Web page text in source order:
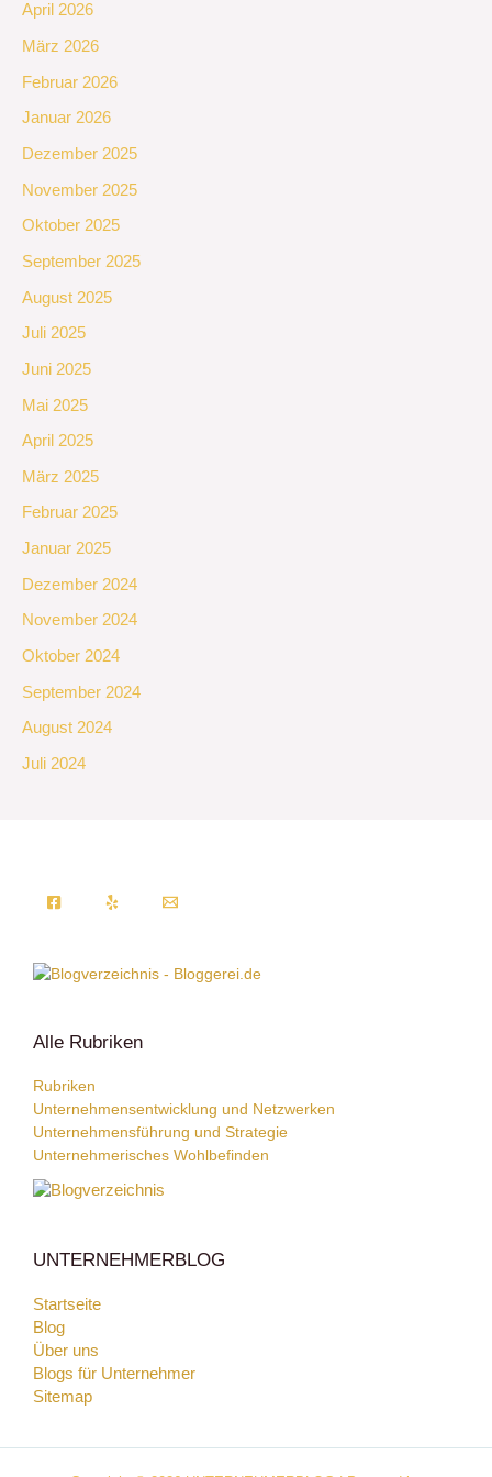
April 2026
März 2026
Februar 2026
Januar 2026
Dezember 2025
November 2025
Oktober 2025
September 2025
August 2025
Juli 2025
Juni 2025
Mai 2025
April 2025
März 2025
Februar 2025
Januar 2025
Dezember 2024
November 2024
Oktober 2024
September 2024
August 2024
Juli 2024
Alle Rubriken
Rubriken
Unternehmensentwicklung und Netzwerken
Unternehmensführung und Strategie
Unternehmerisches Wohlbefinden
UNTERNEHMERBLOG
Startseite
Blog
Über uns
Blogs für Unternehmer
Sitemap